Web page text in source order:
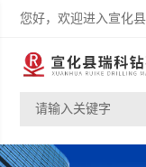
您好，欢迎进入宣化